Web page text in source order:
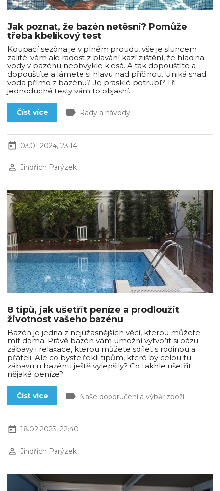
Jak poznat, že bazén netěsní? Pomůže
třeba kbelíkový test
Koupací sezóna je v plném proudu, vše je sluncem
zalité, vám ale radost z plavání kazí zjištění, že hladina
vody v bazénu neobvykle klesá. A tak dopouštíte a
dopouštíte a lámete si hlavu nad příčinou. Uniká snad
voda přímo z bazénu? Je prasklé potrubí? Tři
jednoduché testy vám to objasní.
Číst více label Rady a návody
today 03.01.2024, 23:14
perm_identity Jindřich Parýzek
8 tipů, jak ušetřit peníze a prodloužit
životnost vašeho bazénu
Bazén je jedna z nejúžasnějších věcí, kterou můžete
mít doma. Právě bazén vám umožní vytvořit si oázu
zábavy i relaxace, kterou můžete sdílet s rodinou a
přáteli. Ale co byste řekli tipům, které by celou tu
zábavu u bazénu ještě vylepšily? Co takhle ušetřit
nějaké peníze?
Číst více label Naše doporučení a výběr zboží
today 18.02.2023, 22:40
perm_identity Jindřich Parýzek